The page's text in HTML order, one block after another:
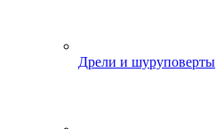
Дрели и шуруповерты